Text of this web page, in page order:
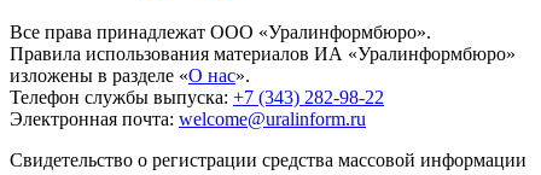
Все права принадлежат ООО «Уралинформбюро».
Правила использования материалов ИА «Уралинформбюро»
изложены в разделе «О нас».
Телефон службы выпуска: +7 (343) 282-98-22
Электронная почта: welcome@uralinform.ru
Свидетельство о регистрации средства массовой информации